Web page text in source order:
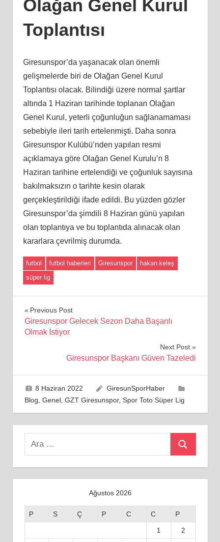
Olağan Genel Kurul
Toplantısı
Giresunspor’da yaşanacak olan önemli
gelişmelerde biri de Olağan Genel Kurul
Toplantısı olacak. Bilindiği üzere normal şartlar
altında 1 Haziran tarihinde toplanan Olağan
Genel Kurul, yeterli çoğunluğun sağlanamaması
sebebiyle ileri tarih ertelenmişti. Daha sonra
Giresunspor Kulübü’nden yapılan resmi
açıklamaya göre Olağan Genel Kurulu’n 8
Haziran tarihine ertelendiği ve çoğunluk sayısına
bakılmaksızın o tarihte kesin olarak
gerçekleştirildiği ifade edildi. Bu yüzden gözler
Giresunspor’da şimdili 8 Haziran günü yapılan
olan toplantıya ve bu toplantıda alınacak olan
kararlara çevrilmiş durumda.
futbol futbol haberleri Giresunspor
hakan keleş
süper lig
Yazı
gezinmesi
Previous Post
Giresunspor Gelecek Sezon Daha Başarılı
Olmak İstiyor
Next Post
Giresunspor Başkanı Güven Tazeledi
8 Haziran 2022
GiresunSporHaber
Blog Genel, GZT Giresunspor, Spor Toto Süper Lig
Search
Ara
Ağustos 2026
P S Ç P C C P
1 2